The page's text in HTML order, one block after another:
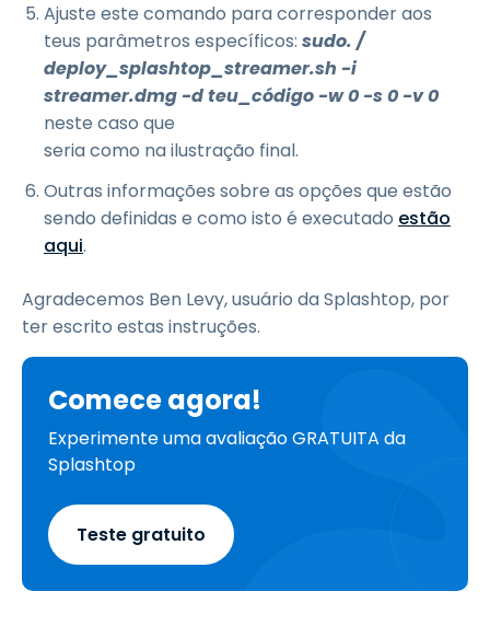
Ajuste este comando para corresponder aos
teus parâmetros específicos: sudo. /
deploy_splashtop_streamer.sh -i
streamer.dmg -d teu_código -w 0 -s 0 -v 0
neste caso que
seria como na ilustração final.
Outras informações sobre as opções que estão
sendo definidas e como isto é executado estão
aqui.
Agradecemos Ben Levy, usuário da Splashtop, por
ter escrito estas instruções.
Comece agora!
Experimente uma avaliação GRATUITA da
Splashtop
Teste gratuito